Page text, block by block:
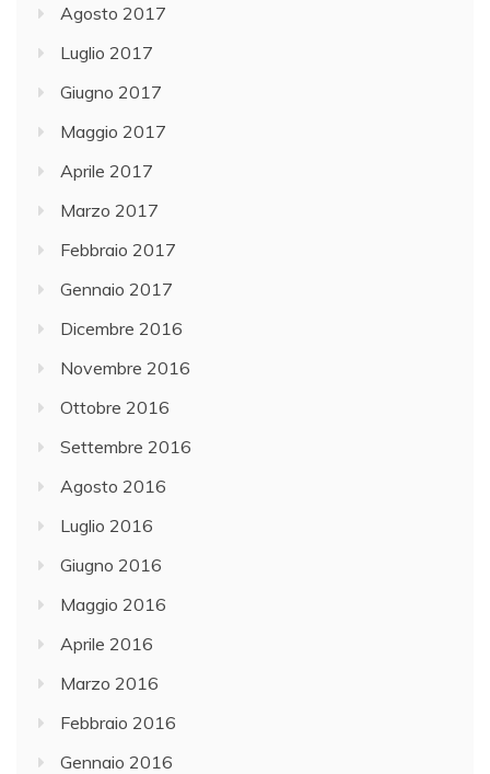
Agosto 2017
Luglio 2017
Giugno 2017
Maggio 2017
Aprile 2017
Marzo 2017
Febbraio 2017
Gennaio 2017
Dicembre 2016
Novembre 2016
Ottobre 2016
Settembre 2016
Agosto 2016
Luglio 2016
Giugno 2016
Maggio 2016
Aprile 2016
Marzo 2016
Febbraio 2016
Gennaio 2016